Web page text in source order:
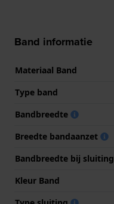
Band informatie
Materiaal Band
Type band
Bandbreedte
Breedte bandaanzet
Bandbreedte bij sluiting
Kleur Band